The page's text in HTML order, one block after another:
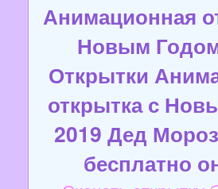
Анимационная
Новым
Открытки
открытка с
2019 Дед
бесплатно